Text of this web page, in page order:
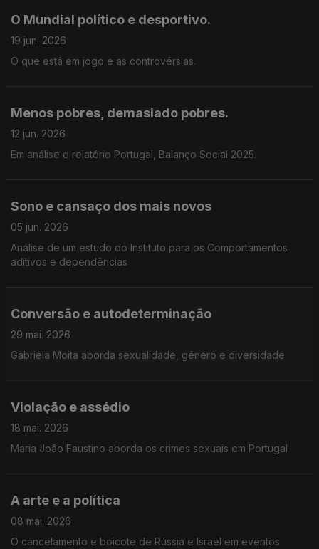
O Mundial político e desportivo.
19 jun. 2026
O que está em jogo e as controvérsias.
Menos pobres, demasiado pobres.
12 jun. 2026
Em análise o relatório Portugal, Balanço Social 2025.
Sono e cansaço dos mais novos
05 jun. 2026
Análise de um estudo do Instituto para os Comportamentos
aditivos e dependências
Conversão e autodeterminação
29 mai. 2026
Gabriela Moita aborda sexualidade, género e diversidade
Violação e assédio
18 mai. 2026
Maria João Faustino aborda os crimes sexuais em Portugal
A arte e a política
08 mai. 2026
O cancelamento e boicote de Rússia e Israel em eventos